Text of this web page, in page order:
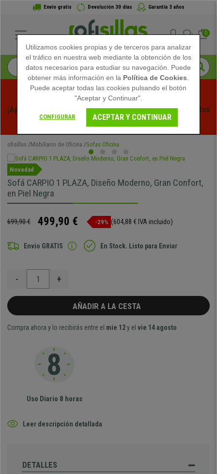
Envío gratis Devolución 30 días Garantía 3 años
0
¡Aprovecha las Rebajas de Verano en Ofisillas! Descuentos
Exclusivos por Tiempo Limitado - Ver Promo
ofisillas Mobiliario de Oficina Sofas Oficina
Novedad
Sofá CARPIO 1 PLAZA, Diseño Moderno, Gran Confort,
en Piel Negra
699,90 € 499,90 € -29% (604,88 € IVA incluido)
Envio GRATIS En Stock. Listo para Enviar
- +
AÑADIR A LA CESTA
Compra ahora y lo recibirás entre el mie 12y el vie 14 agosto
Uso Diario 8 horas
Leer descripción detallada
DETALLES
Utilizamos cookies propias y de terceros para analizar
el tráfico en nuestra web mediante la obtención de los
datos necesarios para estudiar su navegación. Puede
obtener más información en la Política de Cookies
Puede aceptar todas las cookies pulsando el botón
"Aceptar y Continuar".
CONFIGURAR ACEPTAR Y CONTINUAR